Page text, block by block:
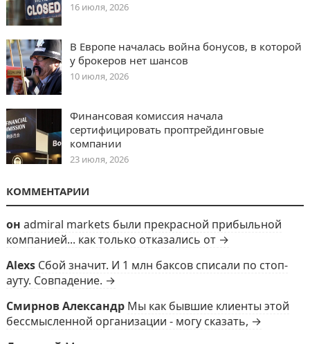
16 июля, 2026
В Европе началась война бонусов, в которой
у брокеров нет шансов
10 июля, 2026
Финансовая комиссия начала
сертифицировать проптрейдинговые
компании
23 июля, 2026
КОММЕНТАРИИ
он admiral markets были прекрасной прибыльной
компанией... как только отказались от →
Alexs Сбой значит. И 1 млн баксов списали по стоп-
ауту. Совпадение. →
Смирнов Александр Мы как бывшие клиенты этой
бессмысленной организации - могу сказать, →